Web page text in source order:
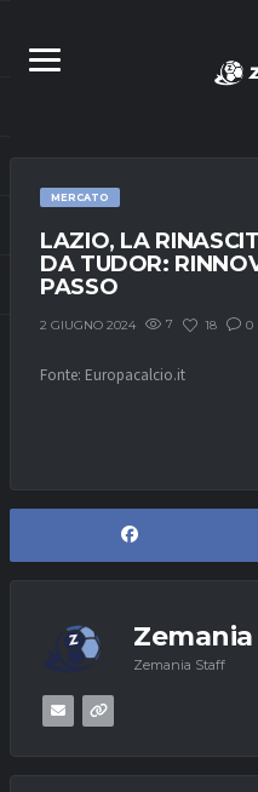
MERCATO
LAZIO, LA
DA TUDOR:
PASSO
2 GIUGNO 2024 7 18 0
Fonte: Europacalcio.it
Zemania Staff